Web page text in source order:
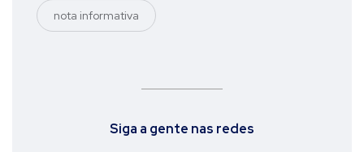
nota informativa
Siga a gente nas redes